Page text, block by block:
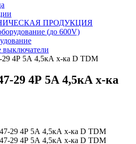
ПРОДУКЦИЯ
(до 600V)
выключатели
4Р 5А 4,5кА х-ка D TDM
29 4Р 5А 4,5кА х-ка